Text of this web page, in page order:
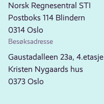
Norsk Regnesentral STI
Postboks 114 Blindern
0314 Oslo
Besøksadresse
Gaustadalleen 23a, 4.etasje
Kristen Nygaards hus
0373 Oslo